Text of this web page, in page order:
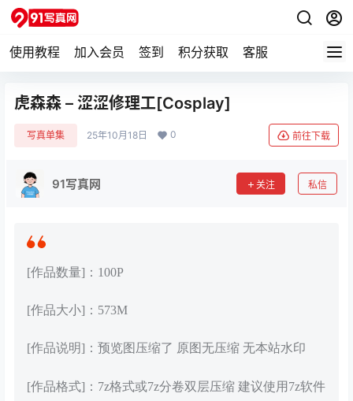
使用教程 加入会员 签到 积分获取 客服
虎森森 – 涩涩修理工[Cosplay]
写真单集 25年10月18日 0 前往下载
91写真网 关注 私信
[作品数量]：100P
[作品大小]：573M
[作品说明]：预览图压缩了 原图无压缩 无本站水印
[作品格式]：7z格式或7z分卷双层压缩 建议使用7z软件